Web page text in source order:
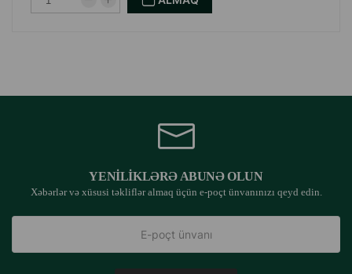
YENILIKLƏRƏ ABUNƏ OLUN
Xəbərlər və xüsusi təkliflər almaq üçün e-poçt ünvanınızı qeyd edin.